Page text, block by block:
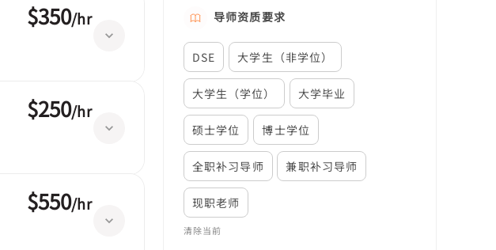
$350/hr
$250/hr
$550/hr
导师资质要求
DSE 大学生（非学位）
大学生（学位） 大学毕业
硕士学位 博士学位
全职补习导师 兼职补习导师
现职老师
清除当前